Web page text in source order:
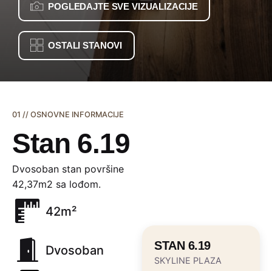
POGLEDAJTE SVE VIZUALIZACIJE
OSTALI STANOVI
01 // OSNOVNE INFORMACIJE
Stan 6.19
Dvosoban stan površine
42,37m2 sa lođom.
42m²
Dvosoban STAN 6.19
SKYLINE PLAZA